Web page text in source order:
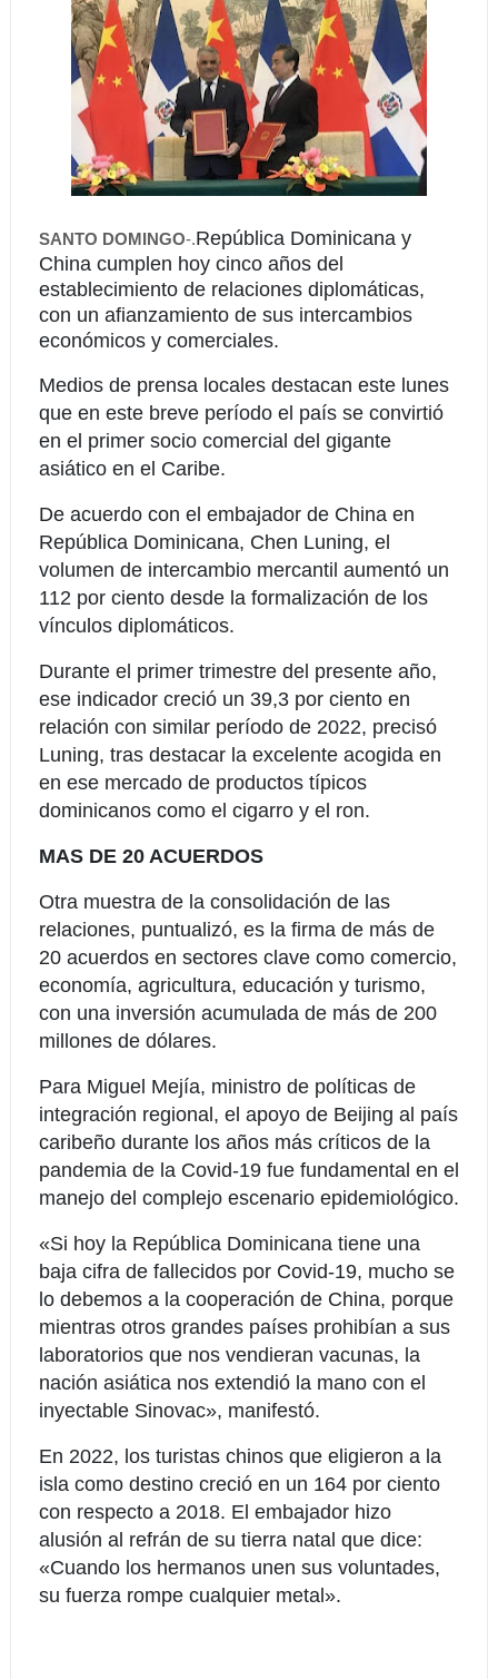
SANTO DOMINGO-.República Dominicana y
China cumplen hoy cinco años del
establecimiento de relaciones diplomáticas,
con un afianzamiento de sus intercambios
económicos y comerciales.
Medios de prensa locales destacan este lunes
que en este breve período el país se convirtió
en el primer socio comercial del gigante
asiático en el Caribe.
De acuerdo con el embajador de China en
República Dominicana, Chen Luning, el
volumen de intercambio mercantil aumentó un
112 por ciento desde la formalización de los
vínculos diplomáticos.
Durante el primer trimestre del presente año,
ese indicador creció un 39,3 por ciento en
relación con similar período de 2022, precisó
Luning, tras destacar la excelente acogida en
en ese mercado de productos típicos
dominicanos como el cigarro y el ron.
MAS DE 20 ACUERDOS
Otra muestra de la consolidación de las
relaciones, puntualizó, es la firma de más de
20 acuerdos en sectores clave como comercio,
economía, agricultura, educación y turismo,
con una inversión acumulada de más de 200
millones de dólares.
Para Miguel Mejía, ministro de políticas de
integración regional, el apoyo de Beijing al país
caribeño durante los años más críticos de la
pandemia de la Covid-19 fue fundamental en el
manejo del complejo escenario epidemiológico.
«Si hoy la República Dominicana tiene una
baja cifra de fallecidos por Covid-19, mucho se
lo debemos a la cooperación de China, porque
mientras otros grandes países prohibían a sus
laboratorios que nos vendieran vacunas, la
nación asiática nos extendió la mano con el
inyectable Sinovac», manifestó.
En 2022, los turistas chinos que eligieron a la
isla como destino creció en un 164 por ciento
con respecto a 2018. El embajador hizo
alusión al refrán de su tierra natal que dice:
«Cuando los hermanos unen sus voluntades,
su fuerza rompe cualquier metal».